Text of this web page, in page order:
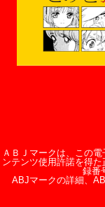
ＡＢＪマークは、この
ンテンツ使用許諾を得
録番
ABJマークの詳細、